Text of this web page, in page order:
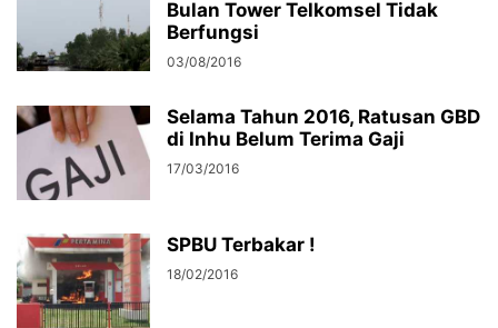
Bulan Tower Telkomsel Tidak
Berfungsi
03/08/2016
Selama Tahun 2016, Ratusan GBD
di Inhu Belum Terima Gaji
17/03/2016
SPBU Terbakar !
18/02/2016